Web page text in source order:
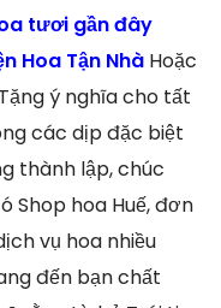
tươi gần đây
Hoa Tận Nhà Hoặc
ý nghĩa cho tất
các dịp đặc biệt
thành lập, chúc
Shop hoa Huế, đơn
vụ hoa nhiều
đến bạn chất